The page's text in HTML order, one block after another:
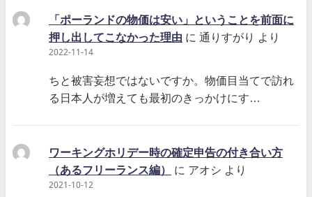
「ポーランドの物価は安い」ということを前面に
押し出してこなかった理由 に 通りすがり より
2022-11-14
ちと被害妄想ではないですか。物価目当てで訪れ
る日本人が増えても最初のきっかけにす…
ワーキングホリデー時の確定申告の付き合い方
（あるフリーランス編）
に アオシ より
2021-10-12